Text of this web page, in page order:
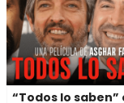
“Todos lo saben”